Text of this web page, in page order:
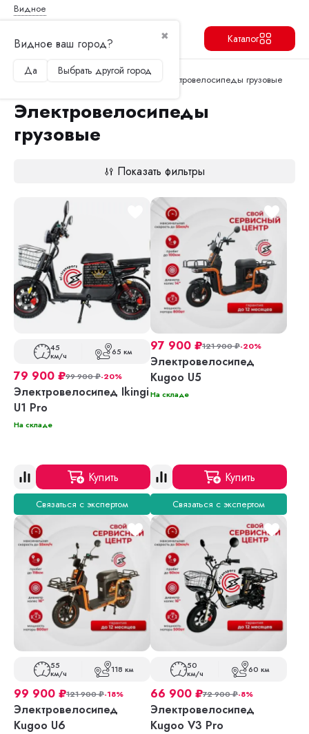
Видное
✖
Видное ваш город?
Да Выбрать другой город
Каталог
Главная Электровелосипеды Электровелосипеды грузовые
Электровелосипеды
грузовые
Показать фильтры
45
км/ч 65 км
79 900 ₽99 900₽-20%
Электровелосипед Ikingi
U1 Pro
На складе
Купить
Связаться с экспертом
97 900 ₽121 900₽-20%
Электровелосипед
Kugoo U5
На складе
Купить
Связаться с экспертом
55
км/ч 118 км
99 900 ₽121 900₽-18%
Электровелосипед
Kugoo U6
50
км/ч 60 км
66 900 ₽72 900₽-8%
Электровелосипед
Kugoo V3 Pro
Продолжить Перейти в корзину